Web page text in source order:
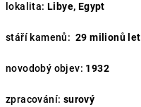
lokalita: Libye, Egypt
stáří kamenů: 29 milionů let
novodobý objev: 1932
zpracování: surový